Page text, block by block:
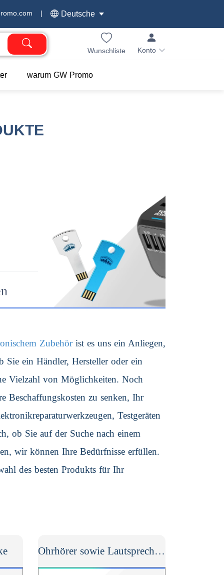
| Deutsche
Wunschliste Konto
warum GW Promo
Zubehörist es uns ein Anliegen,
Sie ein Händler, Hersteller oder ein
Vielzahl von Möglichkeiten. Noch
Beschaffungskosten zu senken, Ihr
Testgeräten
ob Sie auf der Suche nach einem
wir können Ihre Bedürfnisse erfüllen.
des besten Produkts für Ihr
Ohrhörer sowie Lautsprecher & Projektoren